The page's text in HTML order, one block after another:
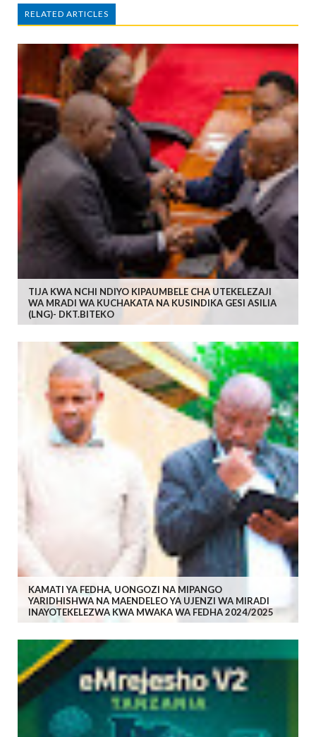
RELATED ARTICLES
TIJA KWA NCHI NDIYO KIPAUMBELE CHA UTEKELEZAJI
WA MRADI WA KUCHAKATA NA KUSINDIKA GESI ASILIA
(LNG)- DKT.BITEKO
KAMATI YA FEDHA, UONGOZI NA MIPANGO
YARIDHISHWA NA MAENDELEO YA UJENZI WA MIRADI
INAYOTEKELEZWA KWA MWAKA WA FEDHA 2024/2025